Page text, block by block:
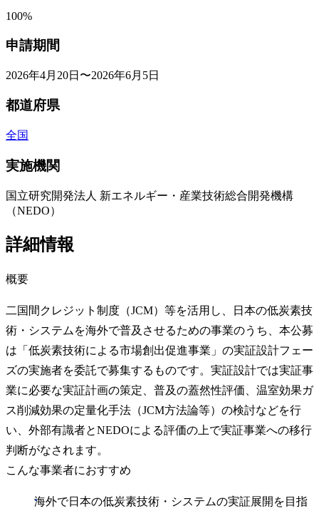
100%
申請期間
2026年4月20日〜2026年6月5日
都道府県
全国
実施機関
国立研究開発法人 新エネルギー・産業技術総合開発機構
（NEDO）
詳細情報
概要
二国間クレジット制度（JCM）等を活用し、日本の低炭素技
術・システムを海外で普及させるための事業のうち、本公募
は「低炭素技術による市場創出促進事業」の実証設計フェー
ズの実施者を委託で募集するものです。実証設計では実証事
業に必要な実証計画の策定、普及の蓋然性評価、温室効果ガ
ス削減効果の定量化手法（JCM方法論等）の検討などを行
い、外部有識者とNEDOによる評価の上で実証事業への移行
判断がなされます。
こんな事業者におすすめ
海外で日本の低炭素技術・システムの実証展開を目指